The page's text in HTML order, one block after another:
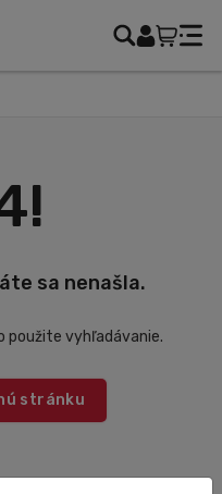
sa nenašla.
použite vyhľadávanie.
stránku